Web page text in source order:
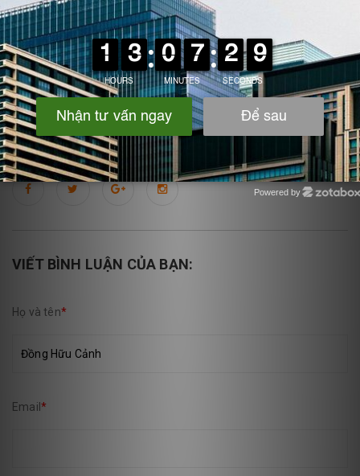
năm kinh nghiệm và nhiệt huyết với nghề, IPF luôn mong
muốn mang tới những sản phẩm chính hãng, chất lượng
cao và mức giá hợp lý nhất cho quý khách hàng. Để được
tư vấn hỗ trợ thêm, quý khách hàng hãy liên hệ ngay với
chúng tôi thông qua những địa chỉ dưới đây.
VIẾT BÌNH LUẬN CỦA BẠN:
Họ và tên*
Email *
Powered by